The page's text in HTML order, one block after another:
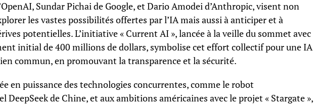
Sundar Pichai de Google, et Dario Amodei d’Anthropic, visent non
les vastes possibilités offertes par l’IA mais aussi à anticiper et à
potentielles. L’initiative « Current AI », lancée à la veille du sommet avec
initial de 400 millions de dollars, symbolise cet effort collectif pour une IA
commun, en promouvant la transparence et la sécurité.
en puissance des technologies concurrentes, comme le robot
DeepSeek de Chine, et aux ambitions américaines avec le projet « Stargate »,